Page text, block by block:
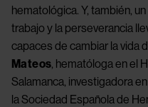
hematológica. Y, también,
trabajo y la perseverancia
capaces de cambiar la vida
Mateos, hematóloga en el
Salamanca, investigadora
la Sociedad Española de